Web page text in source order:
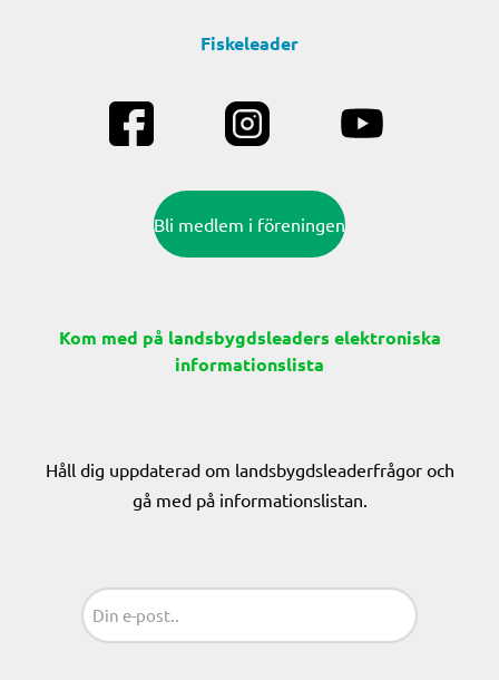
Fiskeleader
Bli medlem i föreningen
Kom med på landsbygdsleaders elektroniska
informationslista
Håll dig uppdaterad om landsbygdsleaderfrågor och
gå med på informationslistan.